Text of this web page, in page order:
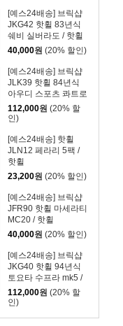
[예스24배송] 브릭샵
JKG42 핫휠 83년식
쉐비 실버라도 / 핫휠
40,000원 (20% 할인)
[예스24배송] 브릭샵
JLK39 핫휠 84년식
아우디 스포츠 콰트로
/ 핫휠
112,000원 (20% 할
인)
[예스24배송] 핫휠
JLN12 페라리 5팩 /
핫휠
23,200원 (20% 할인)
[예스24배송] 브릭샵
JFR90 핫휠 마세라티
MC20 / 핫휠
40,000원 (20% 할인)
[예스24배송] 브릭샵
JKG40 핫휠 94년식
토요타 수프라 mk5 /
핫휠
112,000원 (20% 할
인)